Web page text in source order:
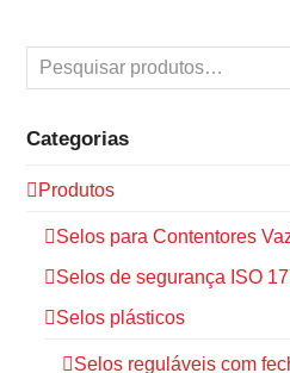
Categorias
Produtos
Selos para Contentores
Selos de segurança ISO
Selos plásticos
Selos reguláveis com